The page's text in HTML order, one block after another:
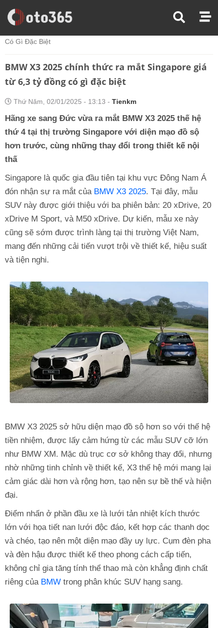
Trang Chủ
Tin Xe
Có Gì Đặc Biệt
BMW X3 2025 chính thức ra mắt Singapore giá
từ 6,3 tỷ đồng có gì đặc biệt
Thứ Năm, 02/01/2025 - 13:13 - Tienkm
Hãng xe sang Đức vừa ra mắt BMW X3 2025 thế hệ
thứ 4 tại thị trường Singapore với diện mạo đồ sộ
hơn trước, cùng những thay đổi trong thiết kế nội
thấ
Singapore là quốc gia đầu tiên tại khu vực Đông Nam Á
đón nhận sự ra mắt của BMW X3 2025. Tại đây, mẫu
SUV này được giới thiệu với ba phiên bản: 20 xDrive, 20
xDrive M Sport, và M50 xDrive. Dự kiến, mẫu xe này
cũng sẽ sớm được trình làng tại thị trường Việt Nam,
mang đến những cải tiến vượt trội về thiết kế, hiệu suất
và tiện nghi.
BMW X3 2025 sở hữu diện mạo đồ sộ hơn so với thế hệ
tiền nhiệm, được lấy cảm hứng từ các mẫu SUV cỡ lớn
như BMW XM. Mặc dù trục cơ sở không thay đổi, nhưng
nhờ những tinh chỉnh về thiết kế, X3 thế hệ mới mang lại
cảm giác dài hơn và rộng hơn, tạo nên sự bề thế và hiện
đại.
Điểm nhấn ở phần đầu xe là lưới tản nhiệt kích thước
lớn với họa tiết nan lưới độc đáo, kết hợp các thanh dọc
và chéo, tạo nên một diện mạo đầy uy lực. Cụm đèn pha
và đèn hậu được thiết kế theo phong cách cấp tiến,
không chỉ gia tăng tính thể thao mà còn khẳng định chất
riêng của BMW trong phân khúc SUV hạng sang.